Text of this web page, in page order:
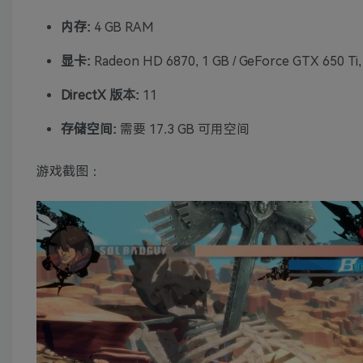
内存: 4 GB RAM
显卡: Radeon HD 6870, 1 GB / GeForce GTX 650 Ti,
DirectX 版本: 11
存储空间: 需要 17.3 GB 可用空间
游戏截图：